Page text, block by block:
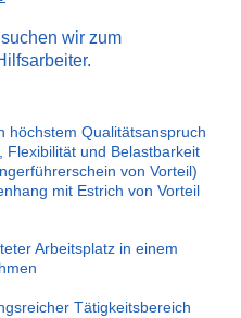
wir zum
höchstem Qualitätsanspruch
Flexibilität und Belastbarkeit
von Vorteil)
mit Estrich von Vorteil
Arbeitsplatz in einem
Tätigkeitsbereich